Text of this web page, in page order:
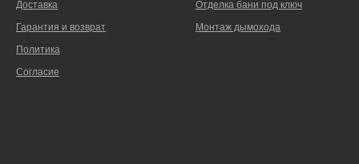
Доставка
Гарантия и возврат
Политика
Согласие
Отделка бани под ключ
Монтаж дымохода